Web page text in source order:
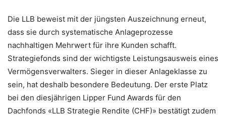
Die LLB beweist mit der jüngsten Auszeichnung erneut,
dass sie durch systematische Anlageprozesse
nachhaltigen Mehrwert für ihre Kunden schafft.
Strategiefonds sind der wichtigste Leistungsausweis eines
Vermögensverwalters. Sieger in dieser Anlageklasse zu
sein, hat deshalb besondere Bedeutung. Der erste Platz
bei den diesjährigen Lipper Fund Awards für den
Dachfonds «LLB Strategie Rendite (CHF)» bestätigt zudem